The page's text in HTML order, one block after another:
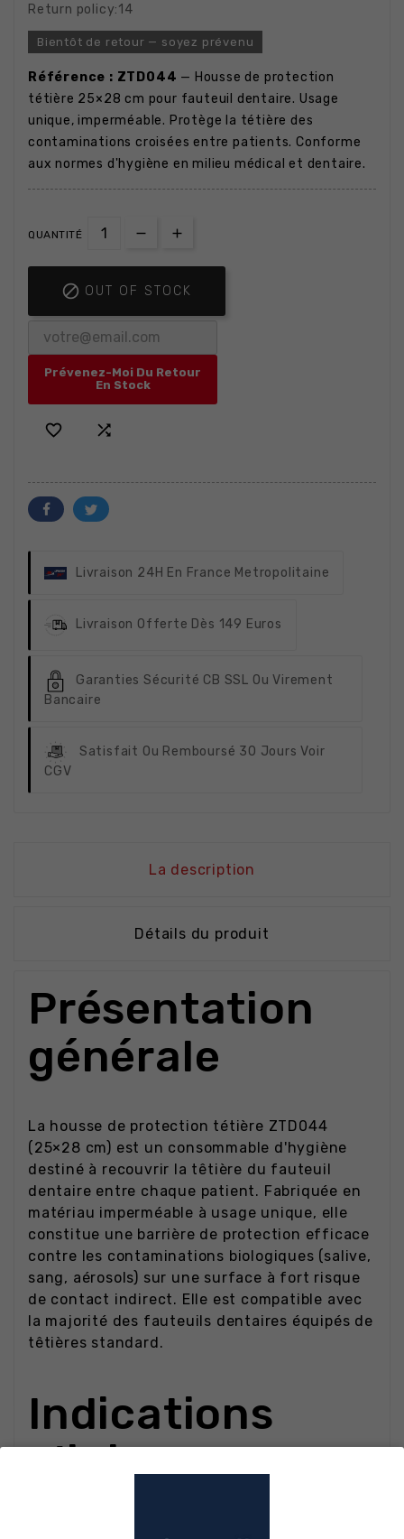
Return policy:14
Bientôt de retour — soyez prévenu
Référence : ZTD044 — Housse de protection
tétière 25×28 cm pour fauteuil dentaire. Usage
unique, imperméable. Protège la tétière des
contaminations croisées entre patients. Conforme
aux normes d'hygiène en milieu médical et dentaire.
QUANTITÉ
 OUT OF STOCK
Prévenez-Moi Du Retour
En Stock
 
Livraison 24H En France Metropolitaine
Livraison Offerte Dès 149 Euros
Garanties Sécurité CB SSL Ou Virement
Bancaire
Satisfait Ou Remboursé 30 Jours Voir
CGV
La description
Détails du produit
Présentation
générale
La housse de protection tétière ZTD044
(25×28 cm) est un consommable d'hygiène
destiné à recouvrir la têtière du fauteuil
dentaire entre chaque patient. Fabriquée en
matériau imperméable à usage unique, elle
constitue une barrière de protection efficace
contre les contaminations biologiques (salive,
sang, aérosols) sur une surface à fort risque
de contact indirect. Elle est compatible avec
la majorité des fauteuils dentaires équipés de
têtières standard.
Indications
cliniques